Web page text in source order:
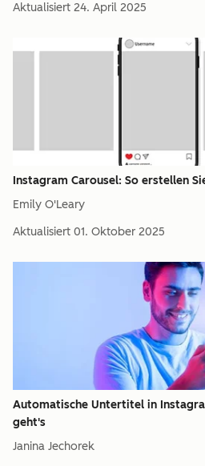
Aktualisiert 24. April 2025
Instagram Carousel: So erstellen
Emily O'Leary
Aktualisiert 01. Oktober 2025
Automatische Untertitel in
geht's
Janina Jechorek